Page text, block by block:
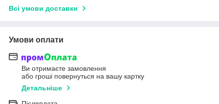
Всі умови доставки
Умови оплати
Ви отримаєте замовлення
або гроші повернуться на вашу картку
Детальніше